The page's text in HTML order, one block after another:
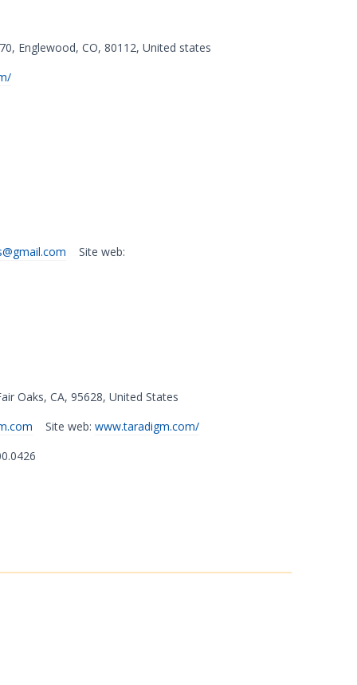
, Englewood, CO, 80112, United states
Site web:
Oaks, CA, 95628, United States
Site web: www.taradigm.com/